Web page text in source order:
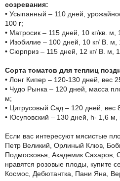
созревания:
• Усыпанный – 110 дней,
100 г;
• Матросик – 115 дней, 10 кг/кв. м,
• Изобилие – 100 дней, 10 кг/ В. м,
• Сюрприз – 115 дней, 12 кг/ В. м,
Сорта томатов для теплиц
• Лонг Кипер – 120-130 дней, вес
• Чудо Рынка – 120 дней, масса
м;
• Цитрусовый Сад – 120 дней, вес
• Юсуповский – 130 дней, h- 1,6 м,
Если вас интересуют мясистые
Петр Великий, Орлиный Клюв,
Подмосковья, Академик Сахаров,
нравятся розовые плоды, купите
Космос, Дебютантка, Пани Яна,